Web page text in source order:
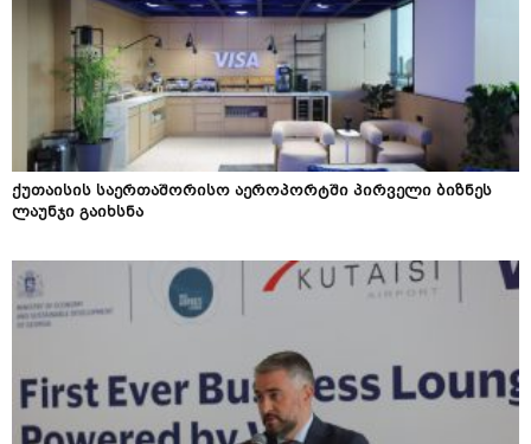
ქუთაისის საერთაშორისო აეროპორტში პირველი ბიზნეს
ლაუნჯი გაიხსნა